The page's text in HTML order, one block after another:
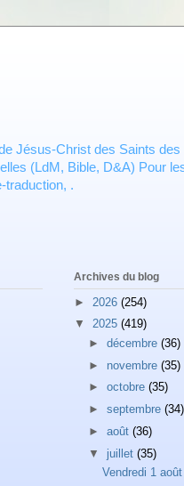
Jésus-Christ des Saints
(LdM, Bible, D&A) Pour
traduction, .
Archives du blog
► 2026 (254)
▼ 2025 (419)
► décembre (36)
► novembre (35)
► octobre (35)
► septembre (34)
► août (36)
▼ juillet (35)
Vendredi 1 août